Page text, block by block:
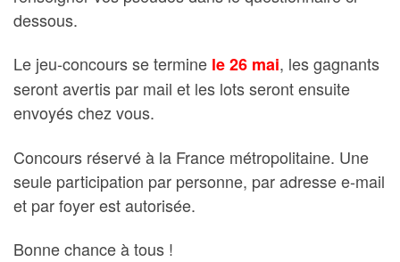
dessous.
Le jeu-concours se termine le 26 mai, les gagnants
seront avertis par mail et les lots seront ensuite
envoyés chez vous.
Concours réservé à la France métropolitaine. Une
seule participation par personne, par adresse e-mail
et par foyer est autorisée.
Bonne chance à tous !